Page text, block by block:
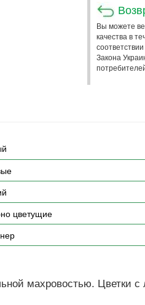
Вы можете
качества в
Закона
цветущие
махровостью. Цветки с